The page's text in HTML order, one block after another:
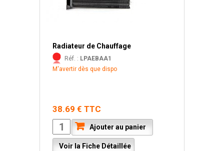
Radiateur de Chauffage
Réf. : LPAEBAA1
M'avertir dès que dispo
38.69 € TTC
Ajouter au panier
Voir la Fiche Détaillée